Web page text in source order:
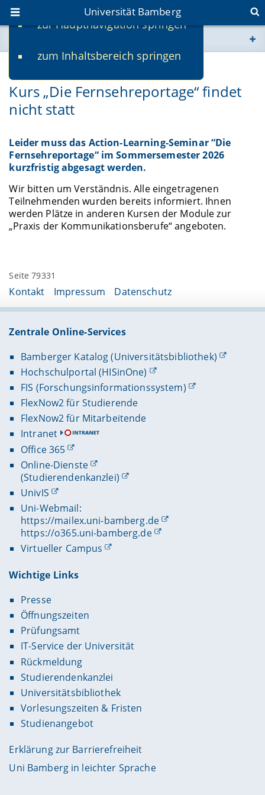
zur Hauptnavigation springen
zum Inhaltsbereich springen
Universität Bamberg
www.uni-bamberg.de
univis.uni-bamberg.de
Kurs „Die Fernsehreportage“ findet
nicht statt
Leider muss das Action-Learning-Seminar “Die
Fernsehreportage“ im Sommersemester 2026
kurzfristig abgesagt werden.
Wir bitten um Verständnis. Alle eingetragenen
Teilnehmenden wurden bereits informiert. Ihnen
werden Plätze in anderen Kursen der Module zur
„Praxis der Kommunikationsberufe“ angeboten.
Seite 79331
Kontakt Impressum Datenschutz
Zentrale Online-Services
Bamberger Katalog (Universitätsbibliothek)
Hochschulportal (HISinOne)
FIS (Forschungsinformationssystem)
FlexNow2 für Studierende
FlexNow2 für Mitarbeitende
Intranet
Office 365
Online-Dienste
(Studierendenkanzlei)
UnivIS
Uni-Webmail:
https://mailex.uni-bamberg.de
https://o365.uni-bamberg.de
Virtueller Campus
Wichtige Links
Presse
Öffnungszeiten
Prüfungsamt
IT-Service der Universität
Rückmeldung
Studierendenkanzlei
Universitätsbibliothek
Vorlesungszeiten & Fristen
Studienangebot
Erklärung zur Barrierefreiheit
Uni Bamberg in leichter Sprache